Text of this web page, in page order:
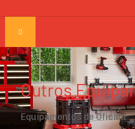
Outros
Equipamentos de Oficina